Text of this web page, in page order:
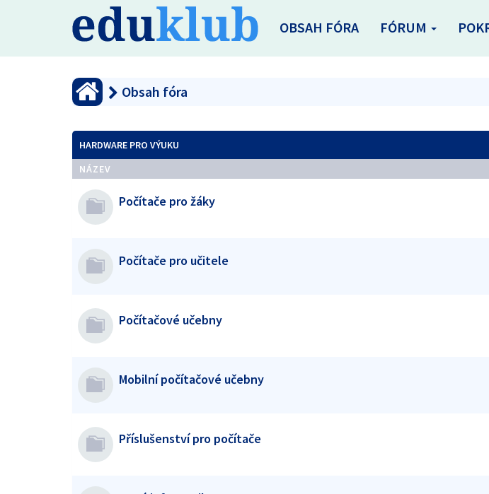
OBSAH FÓRA FÓRUM
Obsah fóra
HARDWARE PRO VÝUKU
NÁZEV
Počítače pro žáky
Počítače pro učitele
Počítačové učebny
Mobilní počítačové učebny
Příslušenství pro počítače